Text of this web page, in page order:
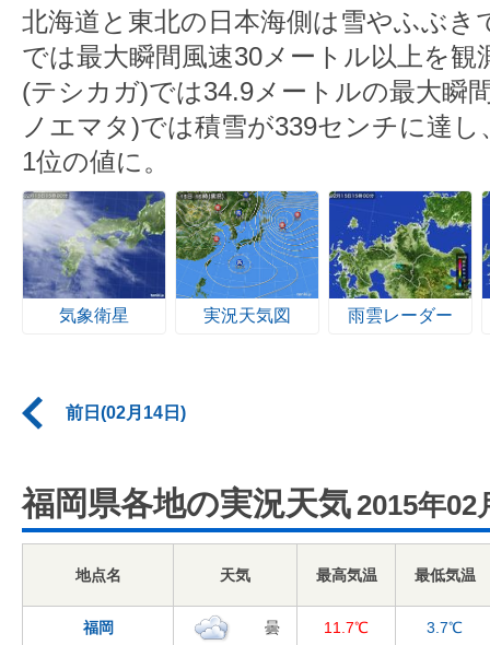
北海道と東北の日本海側は雪やふぶき
では最大瞬間風速30メートル以上を観
(テシカガ)では34.9メートルの最大瞬
ノエマタ)では積雪が339センチに達し
1位の値に。
気象衛星 実況天気図 雨雲レーダー
前日(02月14日)
福岡県各地の実況天気 2015年02
地点名 天気 最高気温 最低気温
福岡 曇 11.7℃ 3.7℃